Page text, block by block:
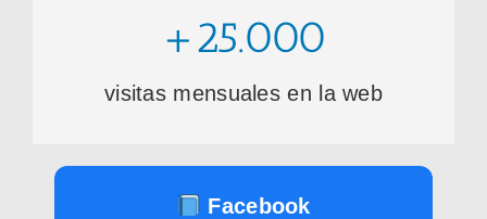
+25.000
visitas mensuales en la web
Facebook